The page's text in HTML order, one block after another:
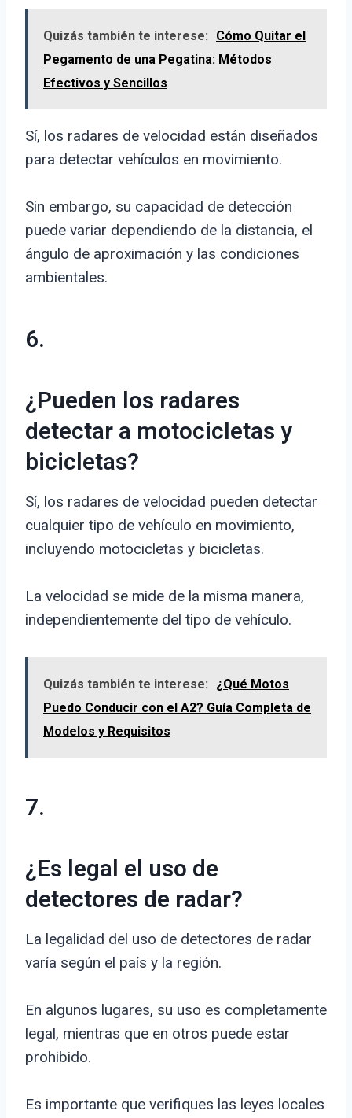
Quizás también te interese:
Cómo Quitar el
Pegamento de una Pegatina: Métodos
Efectivos y Sencillos
Sí, los radares de velocidad están diseñados
para detectar vehículos en movimiento.
Sin embargo, su capacidad de detección
puede variar dependiendo de la distancia, el
ángulo de aproximación y las condiciones
ambientales.
6.
¿Pueden los radares
detectar a motocicletas y
bicicletas?
Sí, los radares de velocidad pueden detectar
cualquier tipo de vehículo en movimiento,
incluyendo motocicletas y bicicletas.
La velocidad se mide de la misma manera,
independientemente del tipo de vehículo.
Quizás también te interese:
¿Qué Motos
Puedo Conducir con el A2? Guía Completa de
Modelos y Requisitos
7.
¿Es legal el uso de
detectores de radar?
La legalidad del uso de detectores de radar
varía según el país y la región.
En algunos lugares, su uso es completamente
legal, mientras que en otros puede estar
prohibido.
Es importante que verifiques las leyes locales